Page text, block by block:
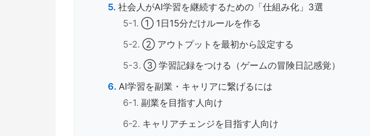
社会人がAI学習を継続するための「仕組み化」3選
① 1日15分だけルールを作る
② アウトプットを最初から設定する
③ 学習記録をつける（ゲームの冒険日記感覚）
AI学習を副業・キャリアに繋げるには
副業を目指す人向け
キャリアチェンジを目指す人向け